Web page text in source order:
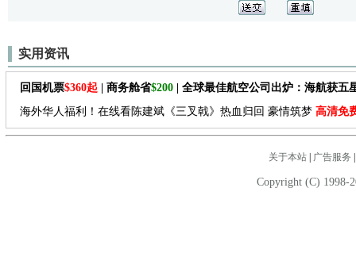
实用资讯
回国机票$360起 | 商务舱省$200 | 全球最佳航空公司出炉：海航获五
海外华人福利！在线看陈建斌《三叉戟》热血归回 豪情筑梦 高清免
关于本站| 广告服务
Copyright (C) 1998-